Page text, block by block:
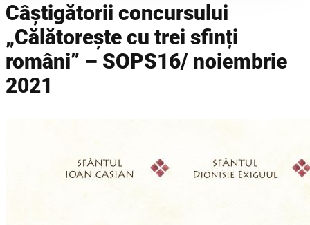
Câștigătorii concursului
„Călătorește cu trei sfinți
români” – SOPS16/ noiembrie
2021